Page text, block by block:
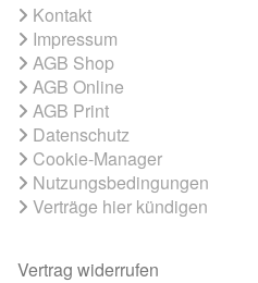
Kontakt
Impressum
AGB Shop
AGB Online
AGB Print
Datenschutz
Cookie-Manager
Nutzungsbedingungen
Verträge hier kündigen
Vertrag widerrufen